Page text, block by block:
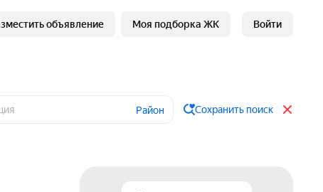
объявление Моя подборка ЖК Войти
Район Сохранить поиск